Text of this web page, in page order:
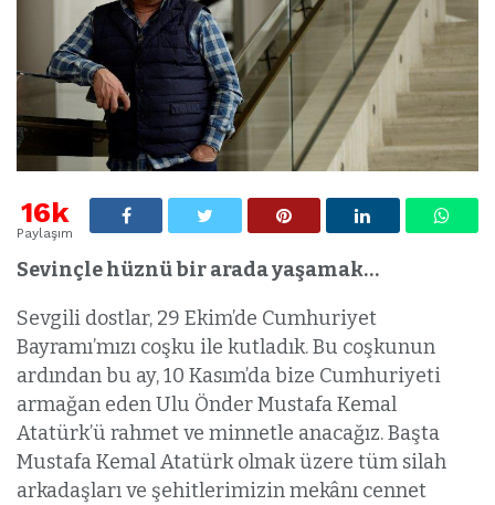
16k
Paylaşım
Sevinçle hüznü bir arada yaşamak…
Sevgili dostlar, 29 Ekim’de Cumhuriyet
Bayramı’mızı coşku ile kutladık. Bu coşkunun
ardından bu ay, 10 Kasım’da bize Cumhuriyeti
armağan eden Ulu Önder Mustafa Kemal
Atatürk’ü rahmet ve minnetle anacağız. Başta
Mustafa Kemal Atatürk olmak üzere tüm silah
arkadaşları ve şehitlerimizin mekânı cennet